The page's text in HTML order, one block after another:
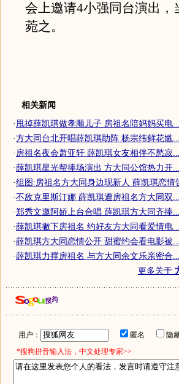
会上邀请4小强同台演出
菀之。
相关新闻
· 甩掉薛凯琪做孝顺儿子 房祖名陪妈妈买电...
·方大同台北开唱薛凯琪助阵 杨宗纬鲜花尴...
· 房祖名夜会萧亚轩 薛凯琪女友相伴不愁寂...
·薛凯琪星光帮捧场演出 方大同公馆热力开...
·组图:房祖名方大同身边现新人 薛凯琪恋情
·不敌克里斯汀娜 薛凯琪遭房祖名方大同双...
·郑秀文邀阿娇上台合唱 薛凯琪方大同齐捧...
·薛凯琪撇下房祖名 约好友方大同看爱情电...
·薛凯琪方大同恋情公开 甜蜜约会看电影被...
·薛凯琪力撑房祖名 与方大同余文乐亲密合...
更多关于
用户： 匿名 隐
*搜狗拼音输入法，中文处理专家>>